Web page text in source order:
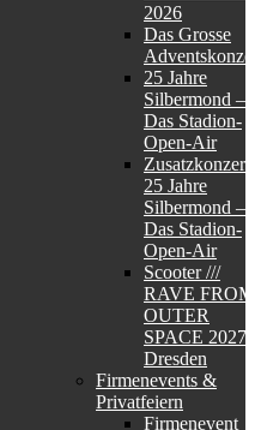
2026
Das Grosse
25 Jahre
Silbermond –
Das Stadion-
Open-Air
Zusatzkonzert:
25 Jahre
Silbermond –
Das Stadion-
Open-Air
Scooter ///
RAVE FROM
OUTER
SPACE 2027
Dresden
Firmenevents &
Privatfeiern
Firmenevent